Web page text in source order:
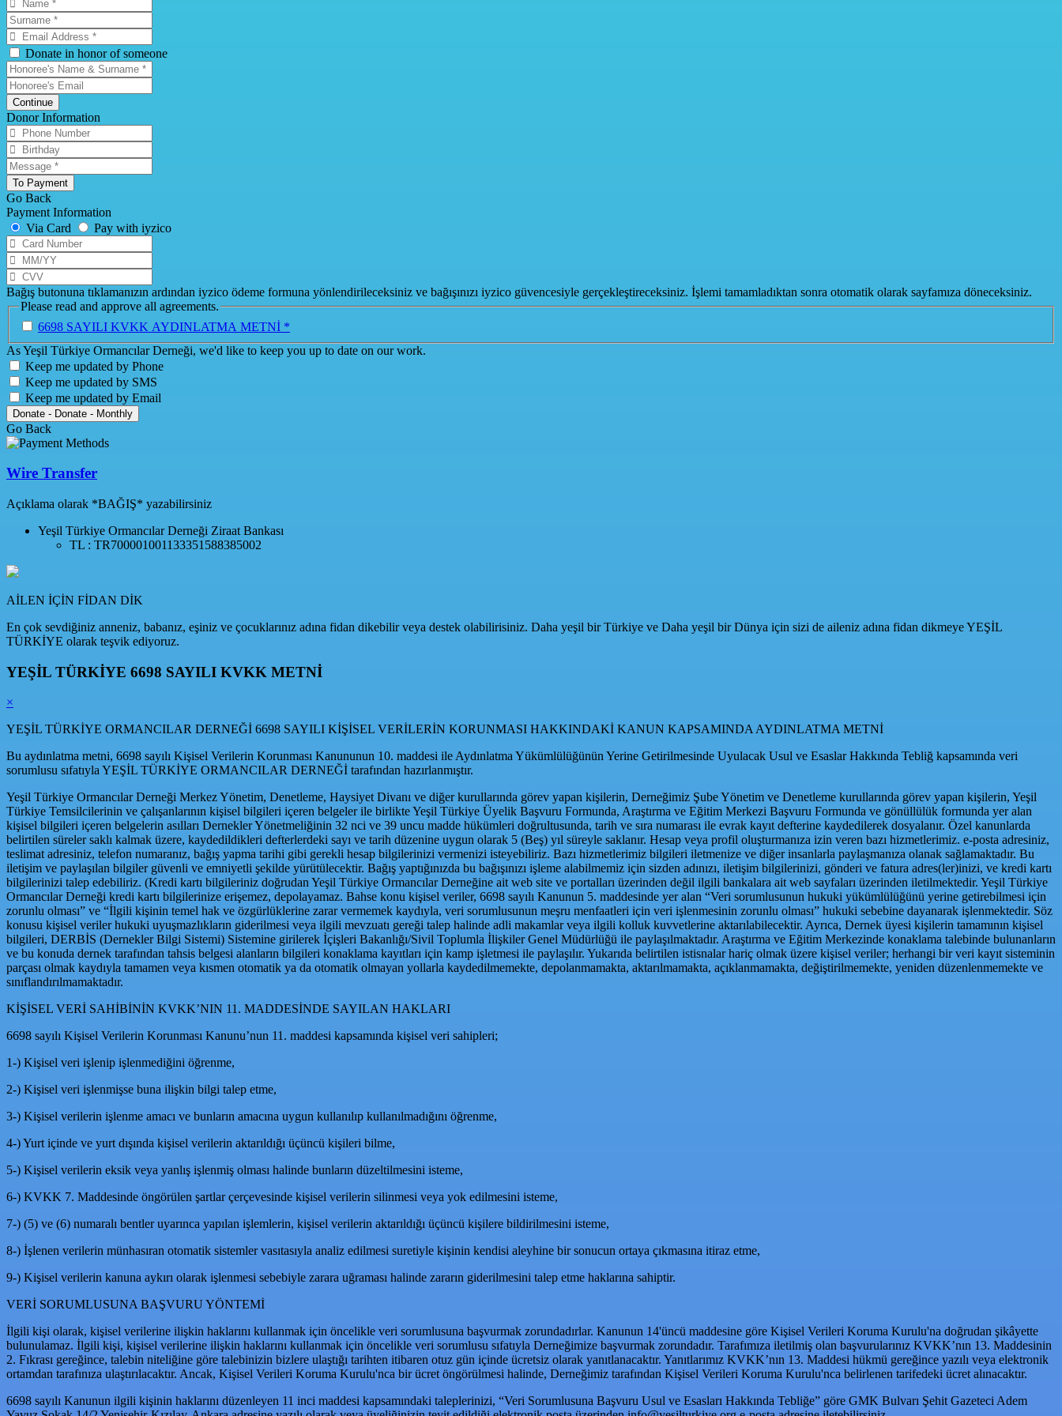
Donate in honor of someone
Continue
Donor Information
To Payment
Go Back
Payment Information
Via Card
Pay with iyzico
Bağış butonuna tıklamanızın ardından iyzico ödeme formuna yönlendirileceksiniz ve bağışınızı iyzico güvencesiyle gerçekleştireceksiniz. İşlemi tamamladıktan sonra otomatik olarak sayfamıza döneceksiniz.
Please read and approve all agreements.
6698 SAYILI KVKK AYDINLATMA METNİ *
As Yeşil Türkiye Ormancılar Derneği, we'd like to keep you up to date on our work.
Keep me updated by Phone
Keep me updated by SMS
Keep me updated by Email
Donate - Donate - Monthly
Go Back
Wire Transfer
Açıklama olarak *BAĞIŞ* yazabilirsiniz
Yeşil Türkiye Ormancılar Derneği Ziraat Bankası
TL : TR700001001133351588385002
AİLEN İÇİN FİDAN DİK
En çok sevdiğiniz anneniz, babanız, eşiniz ve çocuklarınız adına fidan dikebilir veya destek olabilirisiniz. Daha yeşil bir Türkiye ve Daha yeşil bir Dünya için sizi de aileniz adına fidan dikmeye YEŞİL
TÜRKİYE olarak teşvik ediyoruz.
YEŞİL TÜRKİYE 6698 SAYILI KVKK METNİ
×
YEŞİL TÜRKİYE ORMANCILAR DERNEĞİ 6698 SAYILI KİŞİSEL VERİLERİN KORUNMASI HAKKINDAKİ KANUN KAPSAMINDA AYDINLATMA METNİ
Bu aydınlatma metni, 6698 sayılı Kişisel Verilerin Korunması Kanununun 10. maddesi ile Aydınlatma Yükümlülüğünün Yerine Getirilmesinde Uyulacak Usul ve Esaslar Hakkında Tebliğ kapsamında veri
sorumlusu sıfatıyla YEŞİL TÜRKİYE ORMANCILAR DERNEĞİ tarafından hazırlanmıştır.
Yeşil Türkiye Ormancılar Derneği Merkez Yönetim, Denetleme, Haysiyet Divanı ve diğer kurullarında görev yapan kişilerin, Derneğimiz Şube Yönetim ve Denetleme kurullarında görev yapan kişilerin, Yeşil
Türkiye Temsilcilerinin ve çalışanlarının kişisel bilgileri içeren belgeler ile birlikte Yeşil Türkiye Üyelik Başvuru Formunda, Araştırma ve Eğitim Merkezi Başvuru Formunda ve gönüllülük formunda yer alan
kişisel bilgileri içeren belgelerin asılları Dernekler Yönetmeliğinin 32 nci ve 39 uncu madde hükümleri doğrultusunda, tarih ve sıra numarası ile evrak kayıt defterine kaydedilerek dosyalanır. Özel kanunlarda
belirtilen süreler saklı kalmak üzere, kaydedildikleri defterlerdeki sayı ve tarih düzenine uygun olarak 5 (Beş) yıl süreyle saklanır. Hesap veya profil oluşturmanıza izin veren bazı hizmetlerimiz. e-posta adresiniz,
teslimat adresiniz, telefon numaranız, bağış yapma tarihi gibi gerekli hesap bilgilerinizi vermenizi isteyebiliriz. Bazı hizmetlerimiz bilgileri iletmenize ve diğer insanlarla paylaşmanıza olanak sağlamaktadır. Bu
iletişim ve paylaşılan bilgiler güvenli ve emniyetli şekilde yürütülecektir. Bağış yaptığınızda bu bağışınızı işleme alabilmemiz için sizden adınızı, iletişim bilgilerinizi, gönderi ve fatura adres(ler)inizi, ve kredi kartı
bilgilerinizi talep edebiliriz. (Kredi kartı bilgileriniz doğrudan Yeşil Türkiye Ormancılar Derneğine ait web site ve portalları üzerinden değil ilgili bankalara ait web sayfaları üzerinden iletilmektedir. Yeşil Türkiye
Ormancılar Derneği kredi kartı bilgilerinize erişemez, depolayamaz. Bahse konu kişisel veriler, 6698 sayılı Kanunun 5. maddesinde yer alan “Veri sorumlusunun hukuki yükümlülüğünü yerine getirebilmesi için
zorunlu olması” ve “İlgili kişinin temel hak ve özgürlüklerine zarar vermemek kaydıyla, veri sorumlusunun meşru menfaatleri için veri işlenmesinin zorunlu olması” hukuki sebebine dayanarak işlenmektedir. Söz
konusu kişisel veriler hukuki uyuşmazlıkların giderilmesi veya ilgili mevzuatı gereği talep halinde adli makamlar veya ilgili kolluk kuvvetlerine aktarılabilecektir. Ayrıca, Dernek üyesi kişilerin tamamının kişisel
bilgileri, DERBİS (Dernekler Bilgi Sistemi) Sistemine girilerek İçişleri Bakanlığı/Sivil Toplumla İlişkiler Genel Müdürlüğü ile paylaşılmaktadır. Araştırma ve Eğitim Merkezinde konaklama talebinde bulunanların
ve bu konuda dernek tarafından tahsis belgesi alanların bilgileri konaklama kayıtları için kamp işletmesi ile paylaşılır. Yukarıda belirtilen istisnalar hariç olmak üzere kişisel veriler; herhangi bir veri kayıt sisteminin
parçası olmak kaydıyla tamamen veya kısmen otomatik ya da otomatik olmayan yollarla kaydedilmemekte, depolanmamakta, aktarılmamakta, açıklanmamakta, değiştirilmemekte, yeniden düzenlenmemekte ve
sınıflandırılmamaktadır.
KİŞİSEL VERİ SAHİBİNİN KVKK’NIN 11. MADDESİNDE SAYILAN HAKLARI
6698 sayılı Kişisel Verilerin Korunması Kanunu’nun 11. maddesi kapsamında kişisel veri sahipleri;
1-) Kişisel veri işlenip işlenmediğini öğrenme,
2-) Kişisel veri işlenmişse buna ilişkin bilgi talep etme,
3-) Kişisel verilerin işlenme amacı ve bunların amacına uygun kullanılıp kullanılmadığını öğrenme,
4-) Yurt içinde ve yurt dışında kişisel verilerin aktarıldığı üçüncü kişileri bilme,
5-) Kişisel verilerin eksik veya yanlış işlenmiş olması halinde bunların düzeltilmesini isteme,
6-) KVKK 7. Maddesinde öngörülen şartlar çerçevesinde kişisel verilerin silinmesi veya yok edilmesini isteme,
7-) (5) ve (6) numaralı bentler uyarınca yapılan işlemlerin, kişisel verilerin aktarıldığı üçüncü kişilere bildirilmesini isteme,
8-) İşlenen verilerin münhasıran otomatik sistemler vasıtasıyla analiz edilmesi suretiyle kişinin kendisi aleyhine bir sonucun ortaya çıkmasına itiraz etme,
9-) Kişisel verilerin kanuna aykırı olarak işlenmesi sebebiyle zarara uğraması halinde zararın giderilmesini talep etme haklarına sahiptir.
VERİ SORUMLUSUNA BAŞVURU YÖNTEMİ
İlgili kişi olarak, kişisel verilerine ilişkin haklarını kullanmak için öncelikle veri sorumlusuna başvurmak zorundadırlar. Kanunun 14'üncü maddesine göre Kişisel Verileri Koruma Kurulu'na doğrudan şikâyette
bulunulamaz. İlgili kişi, kişisel verilerine ilişkin haklarını kullanmak için öncelikle veri sorumlusu sıfatıyla Derneğimize başvurmak zorundadır. Tarafımıza iletilmiş olan başvurularınız KVKK’nın 13. Maddesinin
2. Fıkrası gereğince, talebin niteliğine göre talebinizin bizlere ulaştığı tarihten itibaren otuz gün içinde ücretsiz olarak yanıtlanacaktır. Yanıtlarımız KVKK’nın 13. Maddesi hükmü gereğince yazılı veya elektronik
ortamdan tarafınıza ulaştırılacaktır. Ancak, Kişisel Verileri Koruma Kurulu'nca bir ücret öngörülmesi halinde, Derneğimiz tarafından Kişisel Verileri Koruma Kurulu'nca belirlenen tarifedeki ücret alınacaktır.
6698 sayılı Kanunun ilgili kişinin haklarını düzenleyen 11 inci maddesi kapsamındaki taleplerinizi, “Veri Sorumlusuna Başvuru Usul ve Esasları Hakkında Tebliğe” göre GMK Bulvarı Şehit Gazeteci Adem